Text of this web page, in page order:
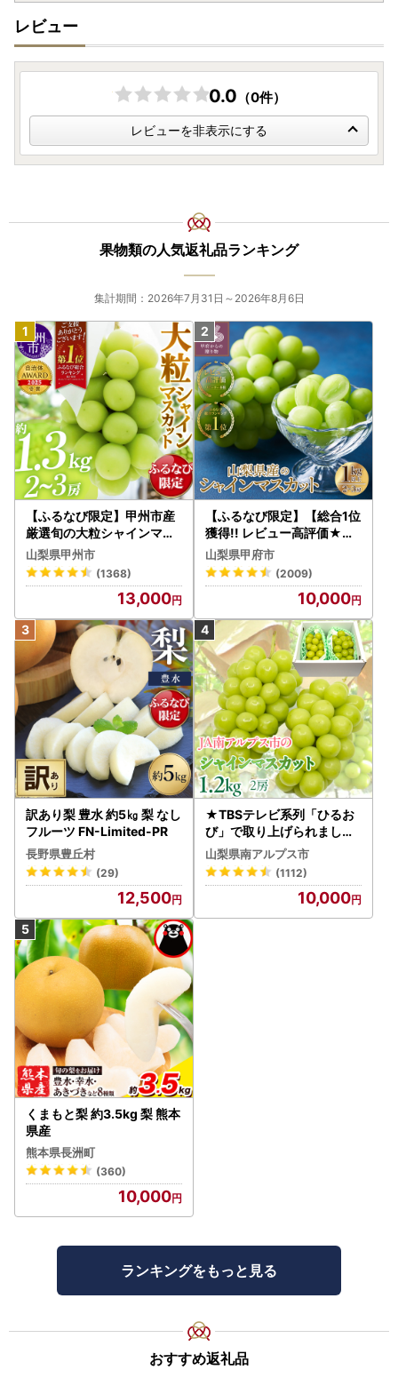
レビュー
0.0 （0件）
レビューを非表示にする
果物類の人気返礼品ランキング
集計期間：2026年7月31日～2026年8月6日
【ふるなび限定】甲州市産
厳選旬の大粒シャインマス
カット 約1.3kg 2～3房【2
026年発送】（MG）B12-
472 FN-Limited-VO シャ
インマスカット フルーツ
山梨県甲州市
(1368)
13,000
【ふるなび限定】【総合1位
獲得!! レビュー高評価★】
〈2026年度配送分〉山梨
県産 シャインマスカット 2
～3房（1.0kg以上）シャイ
ン フルーツ FN-Limited-S
P
山梨県甲府市
(2009)
10,000
訳あり梨 豊水 約5㎏ 梨 なし
フルーツ FN-Limited-PR
長野県豊丘村
(29)
12,500
★TBSテレビ系列「ひるお
び」で取り上げられました
！★＜2026年発送先行予
約＞絶品！南アルプス市産
シャインマスカット1.2kg A
LPAA003 | 人気 山梨産 高
評価 ランキング おすすめ |
山梨県南アルプス市
(1112)
10,000
くまもと梨 約3.5kg 梨 熊本
県産
熊本県長洲町
(360)
10,000
ランキングをもっと見る
おすすめ返礼品